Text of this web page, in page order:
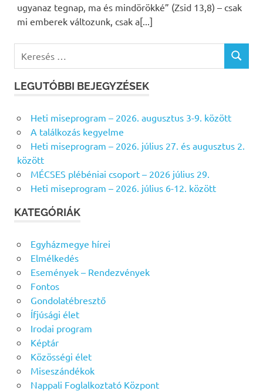
ugyanaz tegnap, ma és mindörökké” (Zsid 13,8) – csak
mi emberek változunk, csak a[...]
e
é
s
f
o
r
K
É
LEGUTÓBBI BEJEGYZÉSEK
Heti miseprogram – 2026. augusztus 3-9. között
A találkozás kegyelme
Heti miseprogram – 2026. július 27. és augusztus 2.
között
MÉCSES plébéniai csoport – 2026 július 29.
Heti miseprogram – 2026. július 6-12. között
KATEGÓRIÁK
Egyházmegye hírei
Elmélkedés
Események – Rendezvények
Fontos
Gondolatébresztő
Ífjúsági élet
Irodai program
Képtár
Közösségi élet
Miseszándékok
Nappali Foglalkoztató Központ